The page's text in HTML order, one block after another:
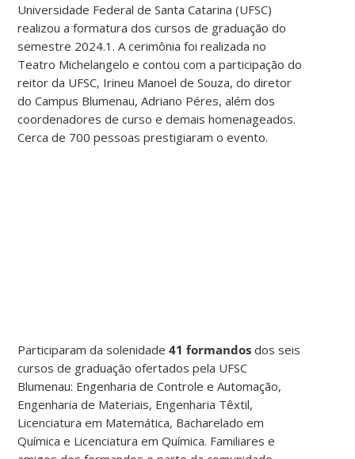
Universidade Federal de Santa Catarina (UFSC)
realizou a formatura dos cursos de graduação do
semestre 2024.1. A cerimônia foi realizada no
Teatro Michelangelo e contou com a participação do
reitor da UFSC, Irineu Manoel de Souza, do diretor
do Campus Blumenau, Adriano Péres, além dos
coordenadores de curso e demais homenageados.
Cerca de 700 pessoas prestigiaram o evento.
Participaram da solenidade41 formandos dos seis
cursos de graduação ofertados pela UFSC
Blumenau: Engenharia de Controle e Automação,
Engenharia de Materiais, Engenharia Têxtil,
Licenciatura em Matemática, Bacharelado em
Química e Licenciatura em Química. Familiares e